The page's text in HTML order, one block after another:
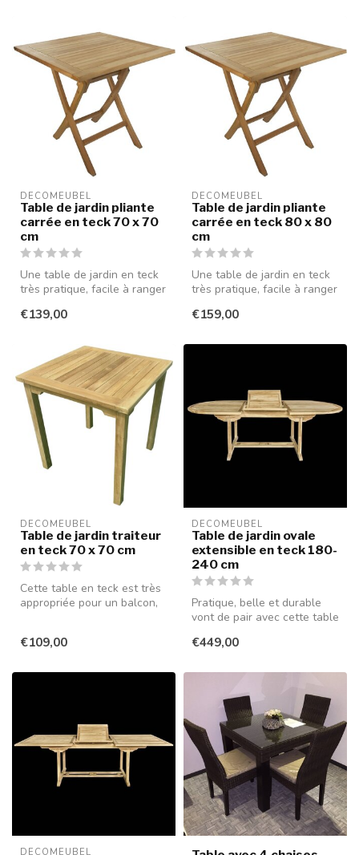
DECOMEUBEL
Table de jardin pliante
carrée en teck 70 x 70
cm
Une table de jardin en teck
très pratique, facile à ranger
€139,00
DECOMEUBEL
Table de jardin pliante
carrée en teck 80 x 80
cm
Une table de jardin en teck
très pratique, facile à ranger
€159,00
DECOMEUBEL
Table de jardin traiteur
en teck 70 x 70 cm
Cette table en teck est très
appropriée pour un balcon,
€109,00
DECOMEUBEL
Table de jardin ovale
extensible en teck 180-
240 cm
Pratique, belle et durable
vont de pair avec cette table
€449,00
DECOMEUBEL